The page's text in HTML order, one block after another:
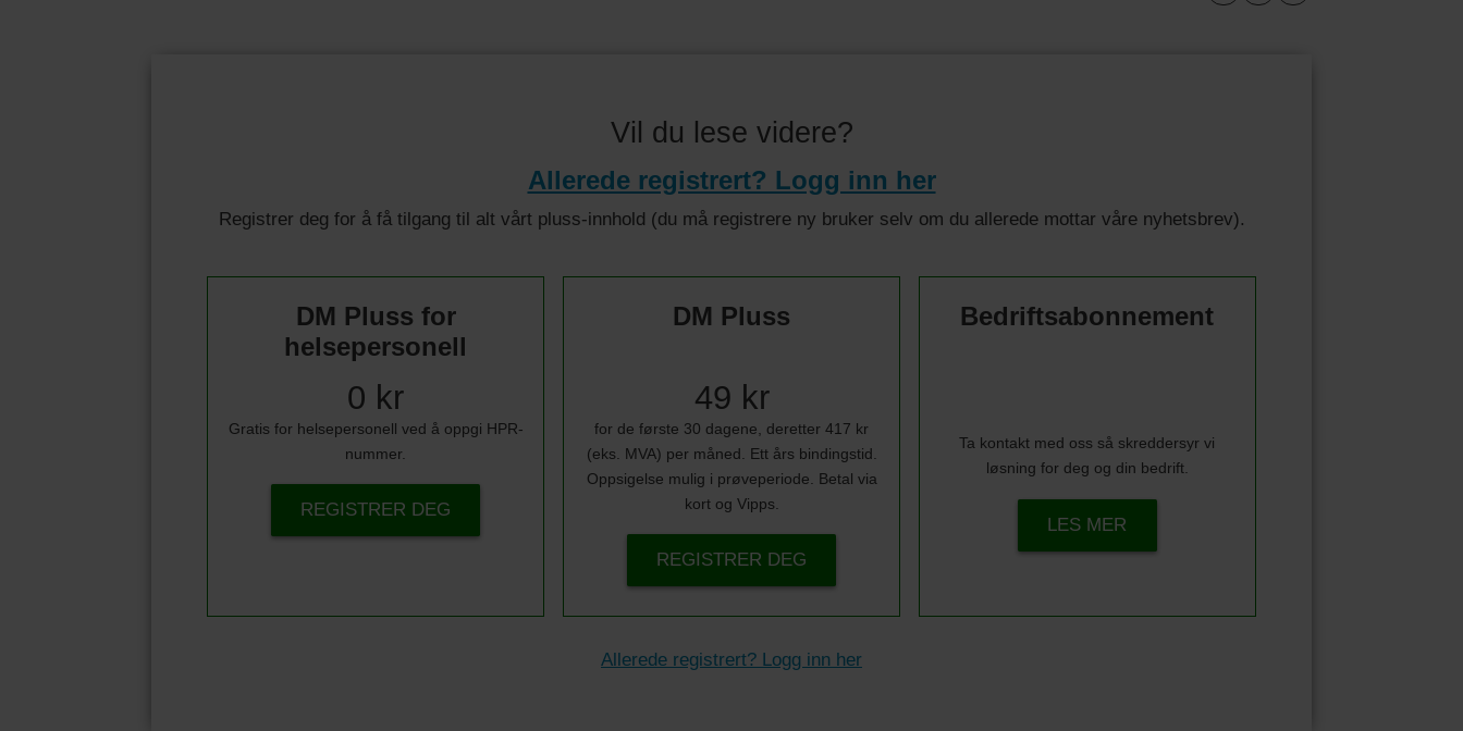
Vil du lese videre?
Allerede registrert? Logg inn her
Registrer deg for å få tilgang til alt vårt pluss-innhold (du må registrere ny bruker selv om du allerede mottar våre nyhetsbrev).
DM Pluss for
helsepersonell
0 kr
Gratis for helsepersonell ved å oppgi HPR-
nummer.
REGISTRER DEG
DM Pluss
49 kr
for de første 30 dagene, deretter 417 kr
(eks. MVA) per måned. Ett års bindingstid.
Oppsigelse mulig i prøveperiode. Betal via
kort og Vipps.
REGISTRER DEG
Bedriftsabonnement
Ta kontakt med oss så skreddersyr vi
løsning for deg og din bedrift.
LES MER
Allerede registrert? Logg inn her